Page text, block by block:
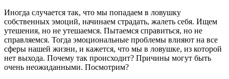
Иногда случается так, что мы попадаем в ловушку
собственных эмоций, начинаем страдать, жалеть себя. Ищем
утешения, но не утешаемся. Пытаемся справиться, но не
справляемся. Тогда эмоциональные проблемы влияют на все
сферы нашей жизни, и кажется, что мы в ловушке, из которой
нет выхода. Почему так происходит? Причины могут быть
очень неожиданными. Посмотрим?